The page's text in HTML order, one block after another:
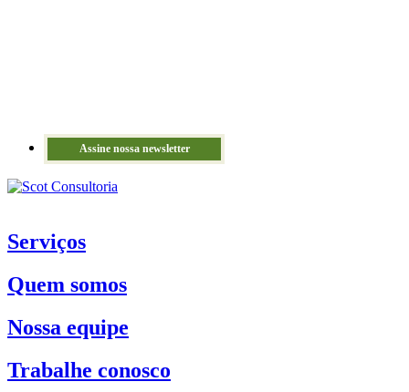
Assine nossa newsletter
Serviços
Quem somos
Nossa equipe
Trabalhe conosco